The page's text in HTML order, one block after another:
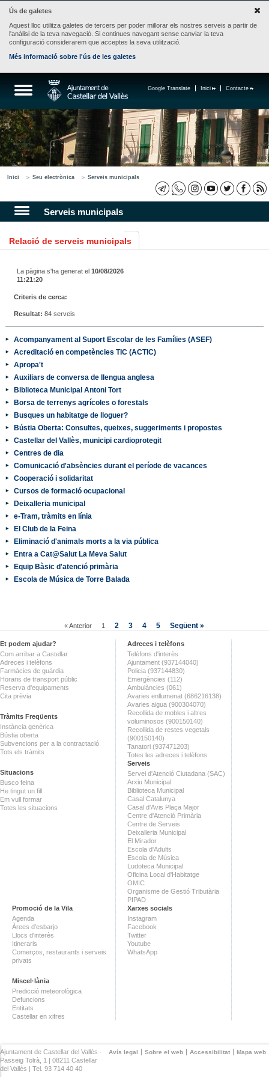
Ús de galetes
Aquest lloc utilitza galetes de tercers per poder millorar els nostres serveis a partir de
l'anàlisi de la teva navegació. Si continues navegant sense canviar la teva
configuració considerarem que acceptes la seva utilització.
Més informació sobre l'ús de les galetes
Contacte
Inici
Google Translate
Inici Seu electrònica Serveis municipals
Serveis municipals
Relació de serveis municipals
La pàgina s'ha generat el 10/08/2026
11:21:20
Criteris de cerca:
Resultat: 84 serveis
Acompanyament al Suport Escolar de les Famílies (ASEF)
Acreditació en competències TIC (ACTIC)
Apropa't
Auxiliars de conversa de llengua anglesa
Biblioteca Municipal Antoni Tort
Borsa de terrenys agrícoles o forestals
Busques un habitatge de lloguer?
Bústia Oberta: Consultes, queixes, suggeriments i propostes
Castellar del Vallès, municipi cardioprotegit
Centres de dia
Comunicació d'absències durant el període de vacances
Cooperació i solidaritat
Cursos de formació ocupacional
Deixalleria municipal
e-Tram, tràmits en línia
El Club de la Feina
Eliminació d'animals morts a la via pública
Entra a Cat@Salut La Meva Salut
Equip Bàsic d'atenció primària
Escola de Música de Torre Balada
« Anterior 1 2 3 4 5 Següent »
Et podem ajudar?
Com arribar a Castellar
Adreces i telèfons
Farmàcies de guàrdia
Horaris de transport públic
Reserva d'equipaments
Cita prèvia
Tràmits Freqüents
Instància genèrica
Bústia oberta
Subvencions per a la contractació
Tots els tràmits
Situacions
Busco feina
He tingut un fill
Em vull formar
Totes les situacions
Adreces i telèfons
Telèfons d'interès
Ajuntament (937144040)
Policia (937144830)
Emergències (112)
Ambulàncies (061)
Avaries enllumenat (686216138)
Avaries aigua (900304070)
Recollida de mobles i altres
voluminosos (900150140)
Recollida de restes vegetals
(900150140)
Tanatori (937471203)
Totes les adreces i telèfons
Serveis
Servei d'Atenció Ciutadana (SAC)
Arxiu Municipal
Biblioteca Municipal
Casal Catalunya
Casal d'Avis Plaça Major
Centre d'Atenció Primària
Centre de Serveis
Deixalleria Municipal
El Mirador
Escola d'Adults
Escola de Música
Ludoteca Municipal
Oficina Local d'Habitatge
OMIC
Organisme de Gestió Tributària
PIPAD
Promoció de la Vila
Agenda
Àrees d'esbarjo
Llocs d'interès
Itineraris
Comerços, restaurants i serveis
privats
Miscel·lània
Predicció meteorològica
Defuncions
Entitats
Castellar en xifres
Xarxes socials
Instagram
Facebook
Twitter
Youtube
WhatsApp
Avís legal Sobre el web Accessibilitat Mapa web
Ajuntament de Castellar del Vallès ·
Passeig Tolrà, 1 | 08211 Castellar
del Vallès | Tel. 93 714 40 40